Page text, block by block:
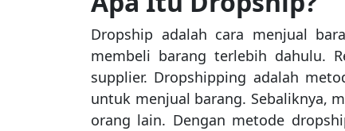
Dropship adalah cara menjual
membeli barang terlebih dahulu.
supplier. Dropshipping adalah
untuk menjual barang. Sebaliknya,
orang lain. Dengan metode